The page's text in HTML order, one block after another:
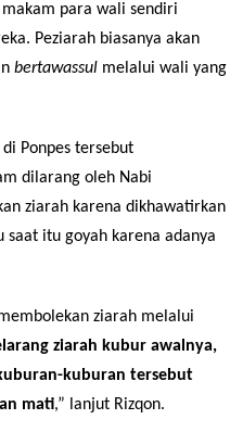
para wali sendiri
Peziarah biasanya akan
bertawassul melalui wali yang
Ponpes tersebut
dilarang oleh Nabi
ziarah karena dikhawatirkan
saat itu goyah karena adanya
ziarah melalui
ziarah kubur awalnya,
kuburan tersebut
mati,” lanjut Rizqon.